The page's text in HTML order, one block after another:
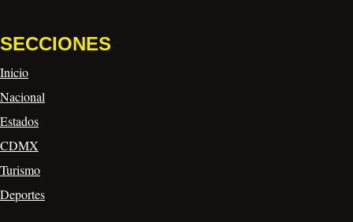
SECCIONES
Inicio
Nacional
Estados
CDMX
Turismo
Deportes